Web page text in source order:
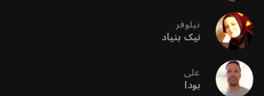
نیلوفر
نیک بنیاد
علی
بودا